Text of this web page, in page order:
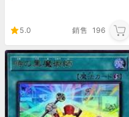
5.0 銷售 196